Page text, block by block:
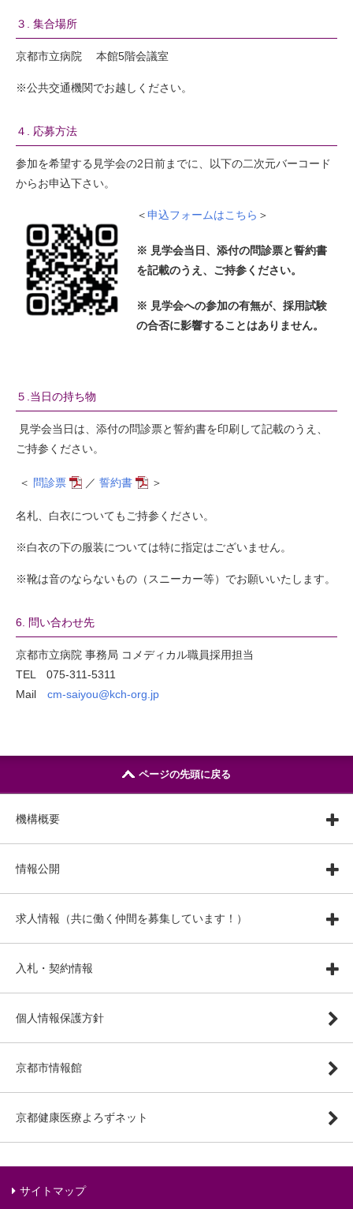
３. 集合場所
京都市立病院 本館5階会議室
※公共交通機関でお越しください。
４. 応募方法
参加を希望する見学会の2日前までに、以下の二次元バーコード
からお申込下さい。
＜申込フォームはこちら ＞
※ 見学会当日、添付の問診票と誓約書
を記載のうえ、ご持参ください。
※ 見学会への参加の有無が、採用試験
の合否に影響することはありません。
５.当日の持ち物
見学会当日は、添付の問診票と誓約書を印刷して記載のうえ、
ご持参ください。
＜ 問診票 ／ 誓約書 ＞
名札、白衣についてもご持参ください。
※白衣の下の服装については特に指定はございません。
※靴は音のならないもの（スニーカー等）でお願いいたします。
6. 問い合わせ先
京都市立病院 事務局 コメディカル職員採用担当
TEL 075-311-5311
Mail cm-saiyou@kch-org.jp
ページの先頭に戻る
機構概要
情報公開
求人情報（共に働く仲間を募集しています！）
入札・契約情報
個人情報保護方針
京都市情報館
京都健康医療よろずネット
サイトマップ